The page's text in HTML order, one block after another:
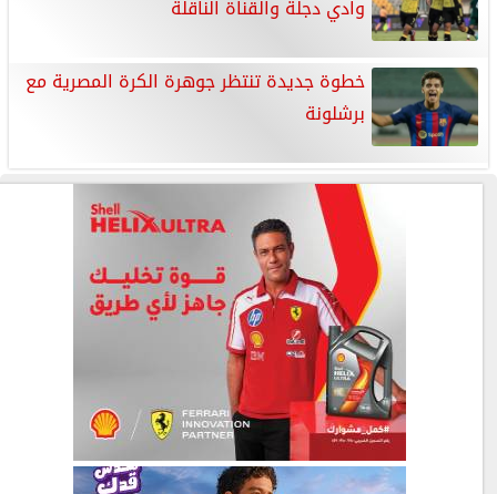
وادي دجلة والقناة الناقلة
خطوة جديدة تنتظر جوهرة الكرة المصرية مع
برشلونة